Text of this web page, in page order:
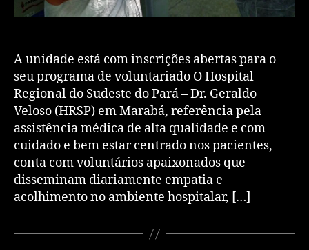
A unidade está com inscrições abertas para o
seu programa de voluntariado O Hospital
Regional do Sudeste do Pará – Dr. Geraldo
Veloso (HRSP) em Marabá, referência pela
assistência médica de alta qualidade e com
cuidado e bem estar centrado nos pacientes,
conta com voluntários apaixonados que
disseminam diariamente empatia e
acolhimento no ambiente hospitalar, […]